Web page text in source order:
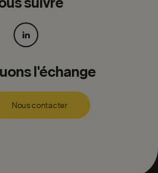
l'échange
Nous contacter